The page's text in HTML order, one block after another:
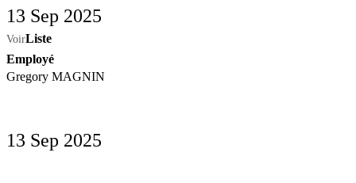
13 Sep 2025
VoirListe
Employé
Gregory MAGNIN
13 Sep 2025